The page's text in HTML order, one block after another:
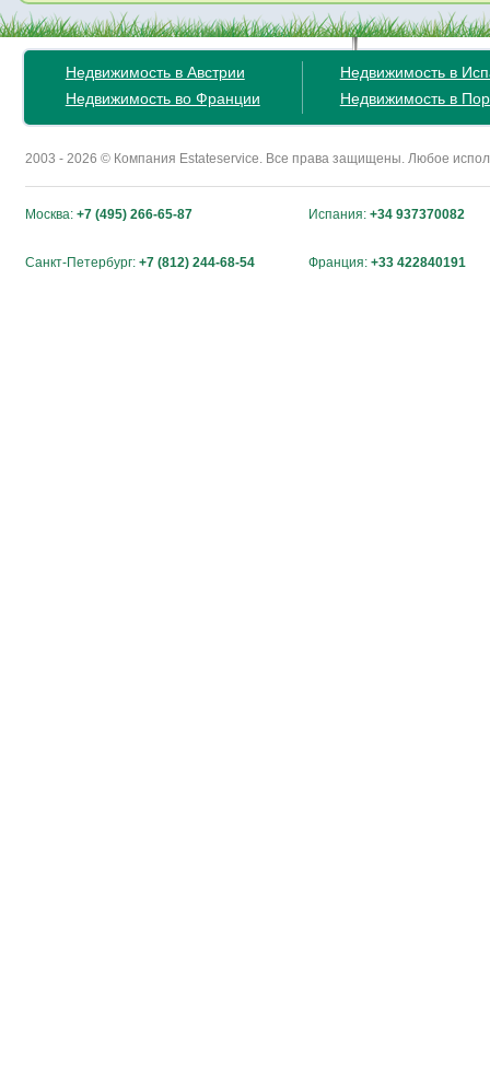
Недвижимость в Австрии
Недвижимость во Франции
Недвижимость в
Недвижимость в
2003 - 2026 © Компания Estateservice. Все права защищены. Любое
Москва: +7 (495) 266-65-87 Испания: +34 937370082
Санкт-Петербург: +7 (812) 244-68-54 Франция: +33 422840191